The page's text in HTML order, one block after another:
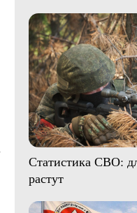
Статистика СВО:
растут